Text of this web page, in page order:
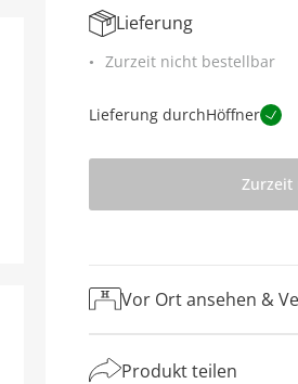
Lieferung
Zurzeit nicht bestellbar
Lieferung durchHöffner
Zurzeit
Vor Ort ansehen &
Produkt teilen